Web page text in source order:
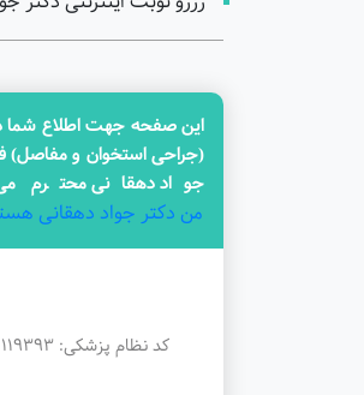
این صفحه جهت اطلاع شما
(جراحی استخوان و مفاصل)
جواد دهقانی محترم
من دکتر جواد دهقانی
کد نظام پزشکی: 119393